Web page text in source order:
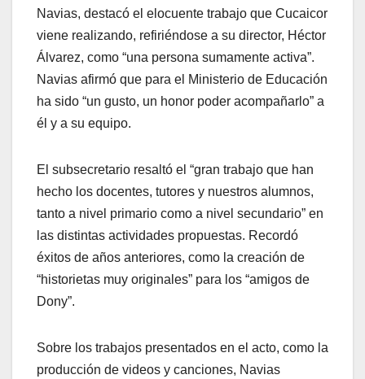
Navias, destacó el elocuente trabajo que Cucaicor
viene realizando, refiriéndose a su director, Héctor
Álvarez, como “una persona sumamente activa”.
Navias afirmó que para el Ministerio de Educación
ha sido “un gusto, un honor poder acompañarlo” a
él y a su equipo.
El subsecretario resaltó el “gran trabajo que han
hecho los docentes, tutores y nuestros alumnos,
tanto a nivel primario como a nivel secundario” en
las distintas actividades propuestas. Recordó
éxitos de años anteriores, como la creación de
“historietas muy originales” para los “amigos de
Dony”.
Sobre los trabajos presentados en el acto, como la
producción de videos y canciones, Navias